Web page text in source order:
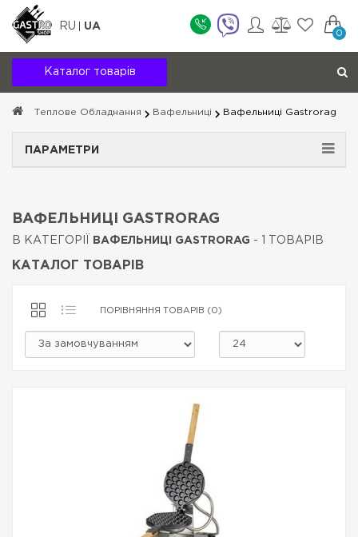
RU UA
0
Каталог товарів
Теплове Обладнання Вафельниці Вафельниці Gastrorag
ПАРАМЕТРИ
ВАФЕЛЬНИЦІ GASTRORAG
В КАТЕГОРІЇ ВАФЕЛЬНИЦІ GASTRORAG - 1 ТОВАРІВ
КАТАЛОГ ТОВАРІВ
ПОРІВНЯННЯ ТОВАРІВ (0)